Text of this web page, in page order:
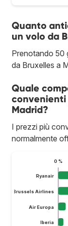
Quanto
un volo da
Prenotando 50
da Bruxelles a
Quale
convenienti
Madrid?
I prezzi più
normalmente
0 %
Ryanair
Brussels Airlines
Air Europa
Iberia